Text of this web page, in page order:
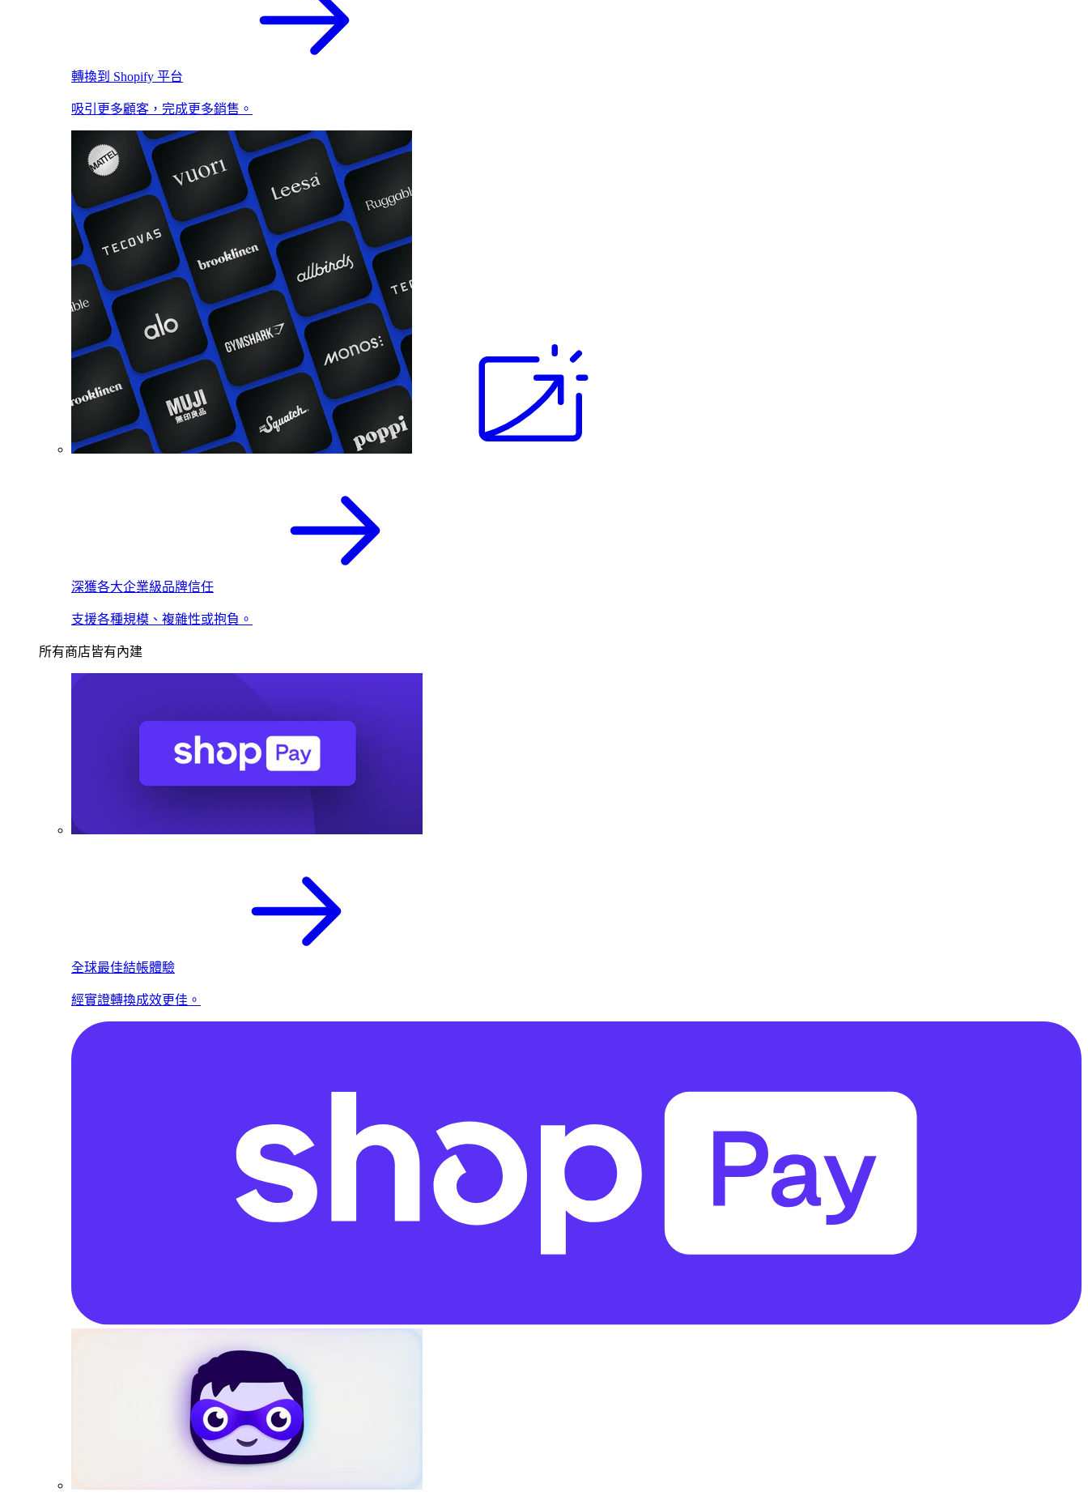
轉換到 Shopify 平台
吸引更多顧客，完成更多銷售。
深獲各大企業級品牌信任
支援各種規模、複雜性或抱負。
所有商店皆有內建
全球最佳結帳體驗
經實證轉換成效更佳。